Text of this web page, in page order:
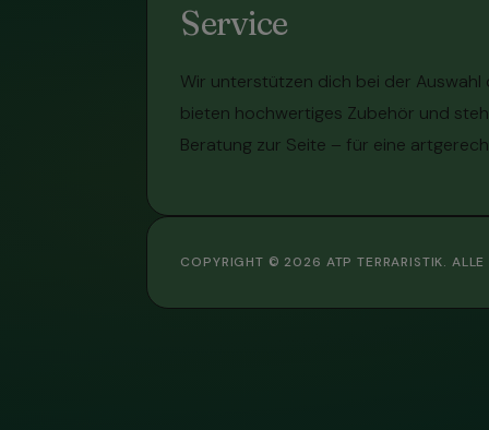
Service
Wir unterstützen dich bei der Auswahl
bieten hochwertiges Zubehör und
Beratung zur Seite – für eine
COPYRIGHT © 2026 ATP TERRARISTIK. ALLE